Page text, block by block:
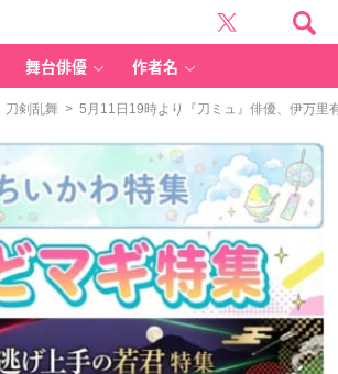
舞台俳優 作者名
刀剣乱舞 > 5月11日19時より『刀ミュ』俳優、伊万里